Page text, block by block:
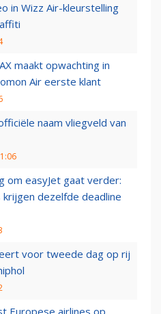
in Wizz Air-kleurstelling
maakt opwachting in
Air eerste klant
naam vliegveld van
om easyJet gaat verder:
dezelfde deadline
voor tweede dag op rij